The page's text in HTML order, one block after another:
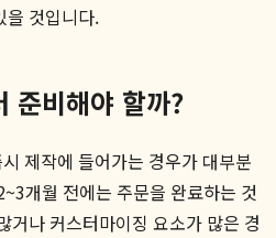
을 것입니다.
준비해야 할까?
제작에 들어가는 경우가 대부분
개월 전에는 주문을 완료하는 것
거나 커스터마이징 요소가 많은 경